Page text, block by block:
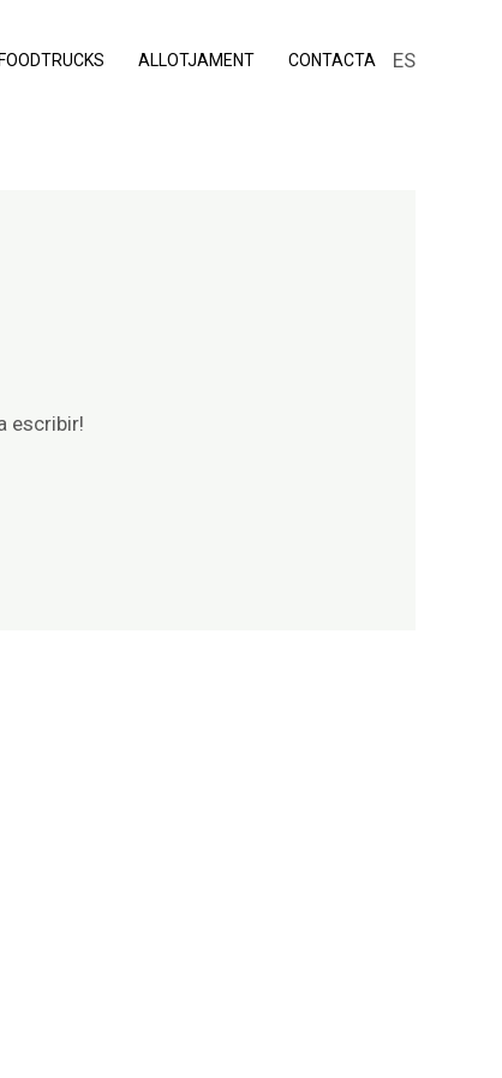
ALLOTJAMENT CONTACTA ES
escribir!